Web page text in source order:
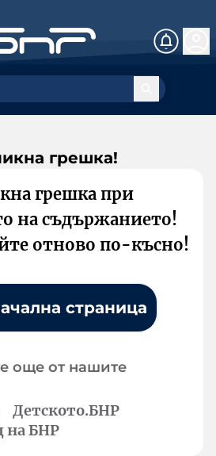
грешка!
грешка при
на съдържанието!
отново по-късно!
страница
още от нашите
Детското.БНР
на БНР